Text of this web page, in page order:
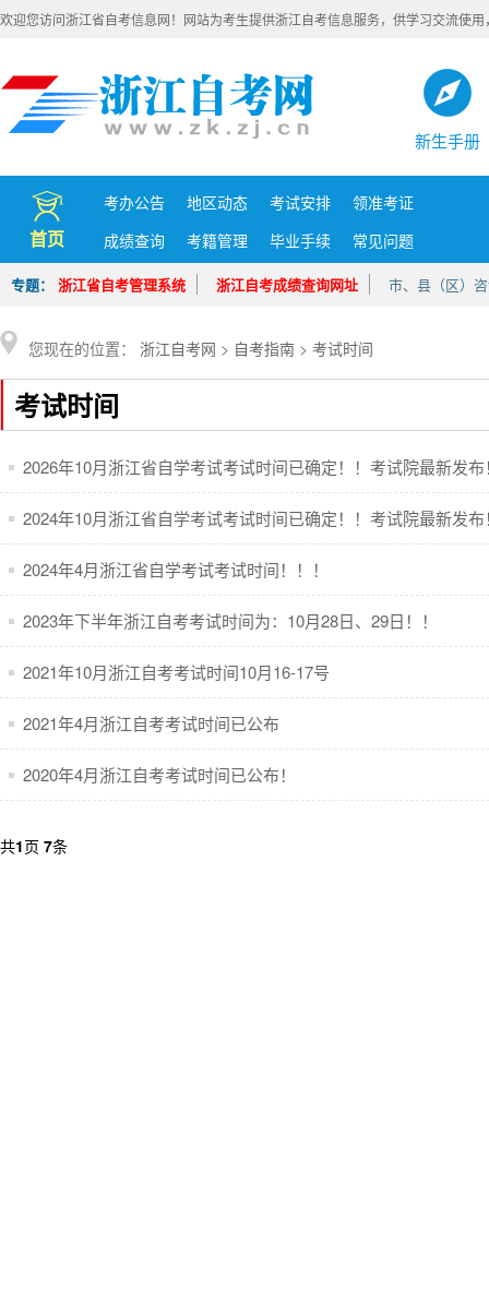
欢迎您访问浙江省自考信息网！网站为考生提供浙江自考信息服务，供学习交流使
新生手册
首页
考办公告 地区动态 考试安排
领准考证
成绩查询
考籍管理 毕业手续 常见问题
专题： 浙江省自考管理系统 浙江自考成绩查询网址 市、县（区）
您现在的位置： 浙江自考网 > 自考指南 > 考试时间
考试时间
2026年10月浙江省自学考试考试时间已确定！！考试院最新发布
2024年10月浙江省自学考试考试时间已确定！！考试院最新发布
2024年4月浙江省自学考试考试时间！！！
2023年下半年浙江自考考试时间为：10月28日、29日！！
2021年10月浙江自考考试时间10月16-17号
2021年4月浙江自考考试时间已公布
2020年4月浙江自考考试时间已公布！
共1页 7条